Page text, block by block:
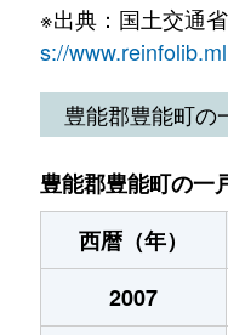
※出典：国土交通
s://
豊能郡豊能町の
豊能郡豊能町の一
西暦（年）
2007